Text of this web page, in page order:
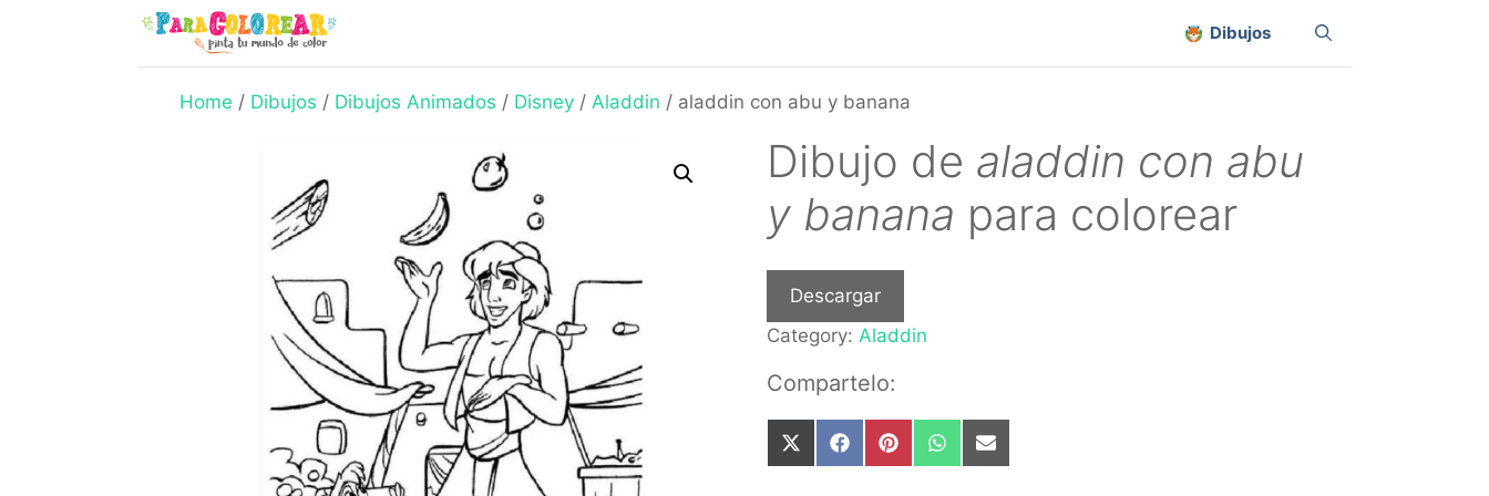
Dibujos
Home / Dibujos / Dibujos Animados / Disney / Aladdin / aladdin con abu y banana
Dibujo de aladdin con abu
y banana para colorear
Descargar
Category: Aladdin
Compartelo:
Share
on
Share
on
Share
on
Share
on
Share
on